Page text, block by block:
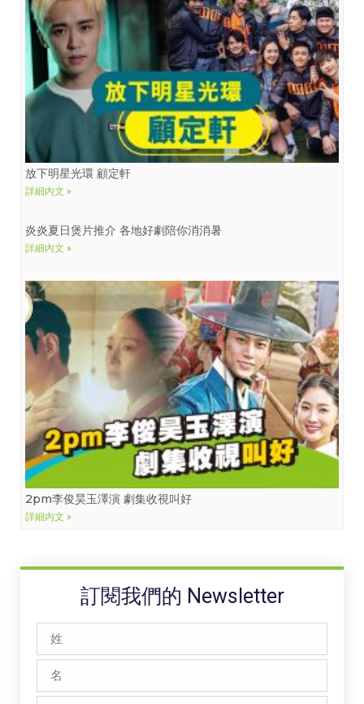
放下明星光環 顧定軒
詳細內文 »
炎炎夏日煲片推介 各地好劇陪你消消暑
詳細內文 »
2pm李俊昊玉澤演 劇集收視叫好
詳細內文 »
訂閱我們的 Newsletter